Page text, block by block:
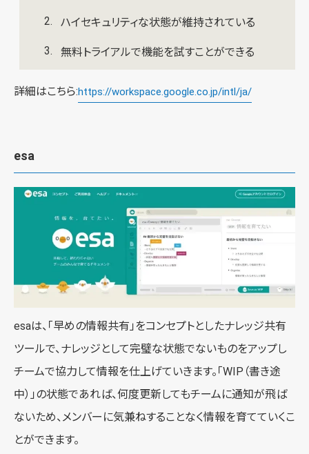
ハイセキュリティな状態が維持されている
無料トライアルで機能を試すことができる
詳細はこちら:https://workspace.google.co.jp/intl/ja/
esa
esaは、「早めの情報共有」をコンセプトとしたナレッジ共有
ツールで、ナレッジとして完璧な状態でないものをアップし
チームで協力して情報を仕上げていきます。「WIP（書き途
中）」の状態であれば、何度更新してもチームに通知が飛ば
ないため、メンバーに気兼ねすることなく情報を育てていくこ
とができます。